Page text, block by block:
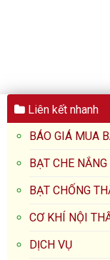
Liên kết nhanh
BÁO GIÁ MUA
BẠT CHE
BẠT CHỐNG
CƠ KHÍ NỘI
DỊCH VỤ